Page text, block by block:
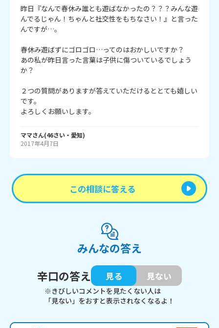
昨日『なんで春休み誰とも遊ばなかったの？？？みんな遊
んでるじゃん！ちゃんと社交性をもちなさい！』と言った
んですが…。
春休み遊ばずにゴロゴロ…ってのはおかしいですか？
あの私が昨日言った言葉は子供に傷ついているでしょう
か？
２つの質問がありますが答えていただけるととても嬉しい
です。
ママさん(46さい・ 愛知)
2017年4月7日
この相談に答える
みんなの答え
辛口の答え
見る 見ない
※きびしいコメントを見たくない人は
「見ない」をおすと表示されなくなるよ！